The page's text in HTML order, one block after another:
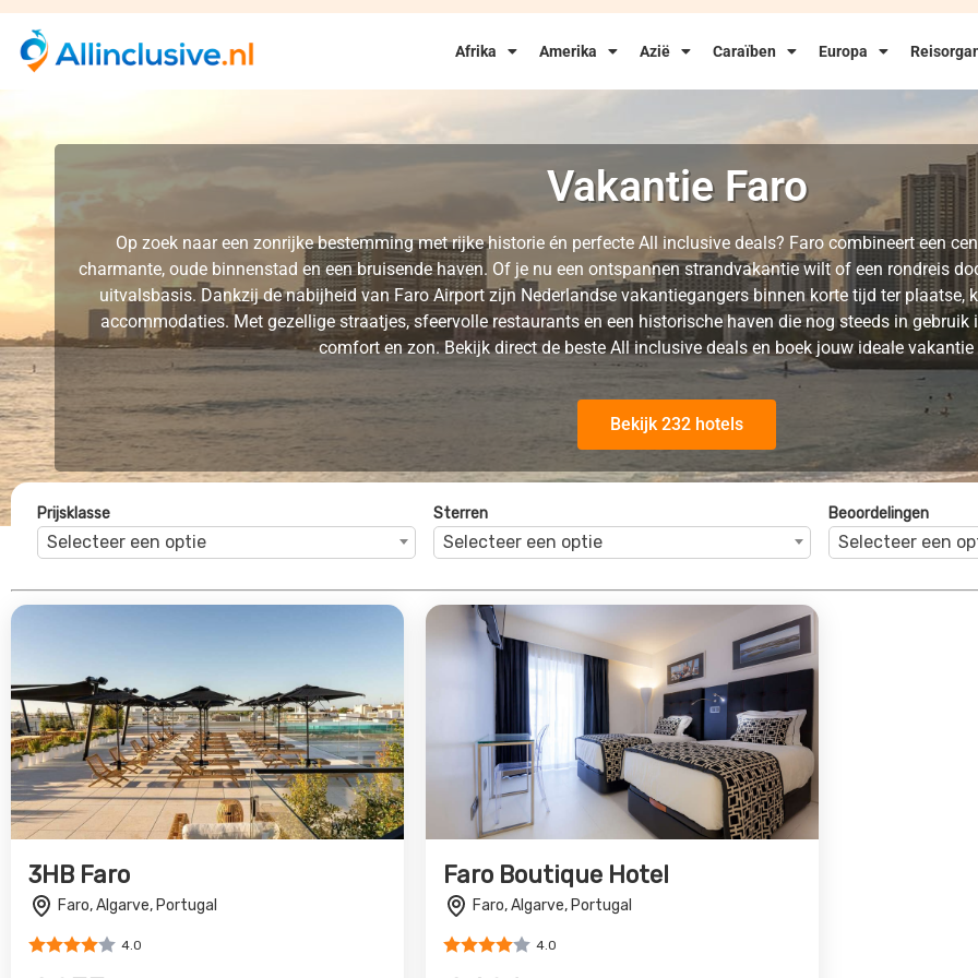
Afrika Amerika Azië Caraïben Europa
Vakantie Faro
Op zoek naar een zonrijke bestemming met rijke historie én perfecte All inclusive deals? Faro combineert een
charmante, oude binnenstad en een bruisende haven. Of je nu een ontspannen strandvakantie wilt of een rondreis
uitvalsbasis. Dankzij de nabijheid van Faro Airport zijn Nederlandse vakantiegangers binnen korte tijd ter plaatse,
accommodaties. Met gezellige straatjes, sfeervolle restaurants en een historische haven die nog steeds in gebruik
comfort en zon. Bekijk direct de beste All inclusive deals en boek jouw ideale vakantie
Bekijk 232 hotels
Prijsklasse
Selecteer een optie
Sterren
Selecteer een optie
Beoordelingen
Selecteer een
3HB Faro
Faro, Algarve, Portugal
4.0
Faro Boutique Hotel
Faro, Algarve, Portugal
4.0